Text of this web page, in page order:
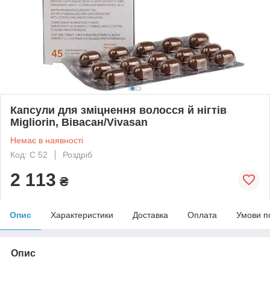
Капсули для зміцнення волосся й нігтів
Migliorin, Вівасан/Vivasan
Немає в наявності
Код: С 52
Роздріб
2 113 ₴
Опис Характеристики Доставка Оплата Умови
Опис